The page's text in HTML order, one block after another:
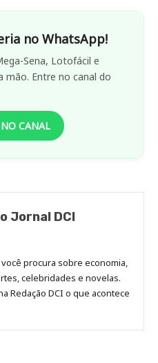
no WhatsApp!
Sena, Lotofácil e
mão. Entre no canal do
CANAL
Jornal DCI
procura sobre economia,
celebridades e novelas.
Redação DCI o que acontece